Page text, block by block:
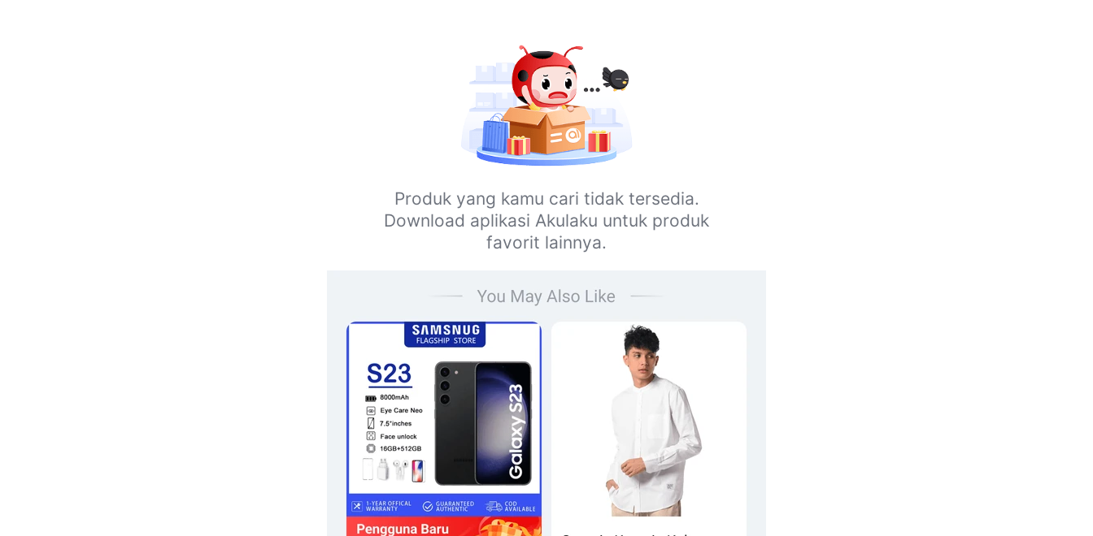
Produk yang kamu cari tidak tersedia.
Download aplikasi Akulaku untuk produk
favorit lainnya.